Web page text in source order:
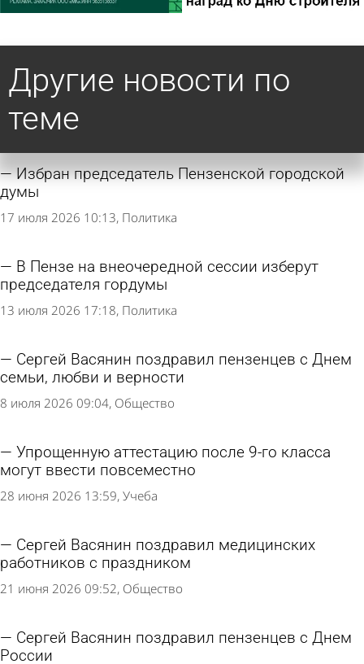
Другие новости по
теме
Избран председатель Пензенской городской
думы
17 июля 2026 10:13 Политика
В Пензе на внеочередной сессии изберут
председателя гордумы
13 июля 2026 17:18 Политика
Сергей Васянин поздравил пензенцев с Днем
семьи, любви и верности
8 июля 2026 09:04 Общество
Упрощенную аттестацию после 9-го класса
могут ввести повсеместно
28 июня 2026 13:59 Учеба
Сергей Васянин поздравил медицинских
работников с праздником
21 июня 2026 09:52 Общество
Сергей Васянин поздравил пензенцев с Днем
России